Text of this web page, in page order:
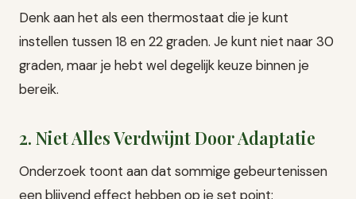
Denk aan het als een thermostaat die je kunt
instellen tussen 18 en 22 graden. Je kunt niet naar 30
graden, maar je hebt wel degelijk keuze binnen je
bereik.
2. Niet Alles Verdwijnt Door Adaptatie
Onderzoek toont aan dat sommige gebeurtenissen
een blijvend effect hebben op je set point: